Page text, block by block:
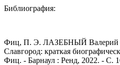
Библиография:
Фиц, П. Э. ЛАЗЕБНЫЙ Валерий
Славгород: краткая
Фиц. - Барнаул : Ренд, 2022. - С.